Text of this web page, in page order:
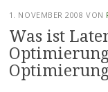
1. NOVEMBER 2008 VON
Was ist